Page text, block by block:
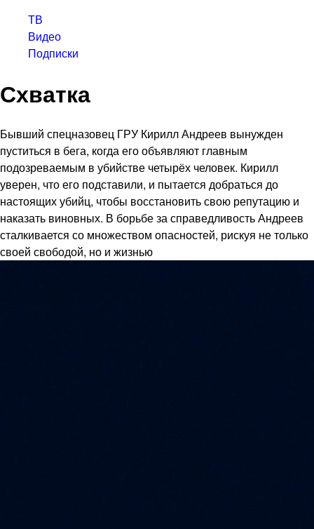
ТВ
Видео
Подписки
Схватка
Бывший спецназовец ГРУ Кирилл Андреев вынужден
пуститься в бега, когда его объявляют главным
подозреваемым в убийстве четырёх человек. Кирилл
уверен, что его подставили, и пытается добраться до
настоящих убийц, чтобы восстановить свою репутацию и
наказать виновных. В борьбе за справедливость Андреев
сталкивается со множеством опасностей, рискуя не только
своей свободой, но и жизнью